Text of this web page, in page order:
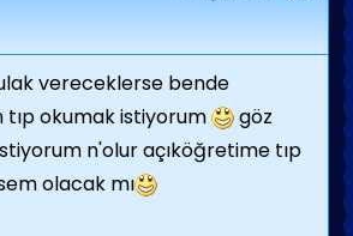
vereceklerse bende
okumak istiyorum
göz
n'olur açıköğretime tıp
olacak mı